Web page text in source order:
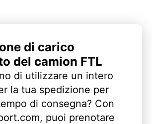
di carico
del camion FTL
di utilizzare un intero
la tua spedizione per
di consegna? Con
puoi prenotare